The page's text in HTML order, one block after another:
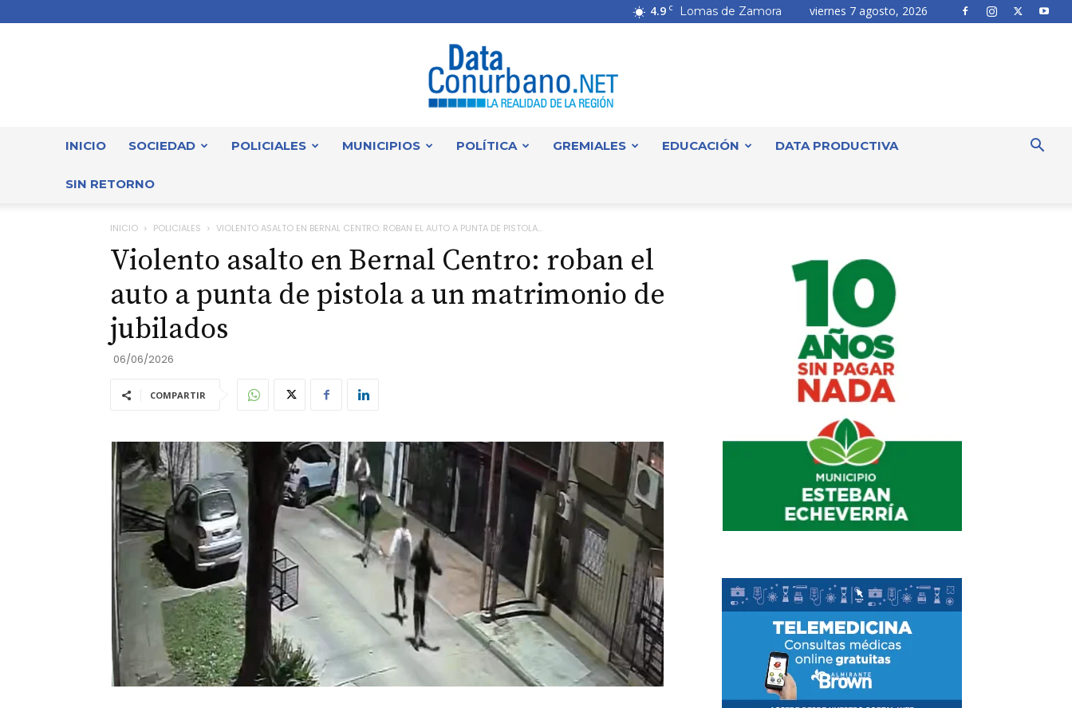
4.9 C Lomas de Zamora viernes 7 agosto, 2026
INICIO SOCIEDAD POLICIALES MUNICIPIOS POLÍTICA GREMIALES EDUCACIÓN DATA PRODUCTIVA
SIN RETORNO
INICIO POLICIALES VIOLENTO ASALTO EN BERNAL CENTRO: ROBAN EL AUTO A PUNTA DE PISTOLA...
Violento asalto en Bernal Centro: roban el
auto a punta de pistola a un matrimonio de
jubilados
06/06/2026
COMPARTIR